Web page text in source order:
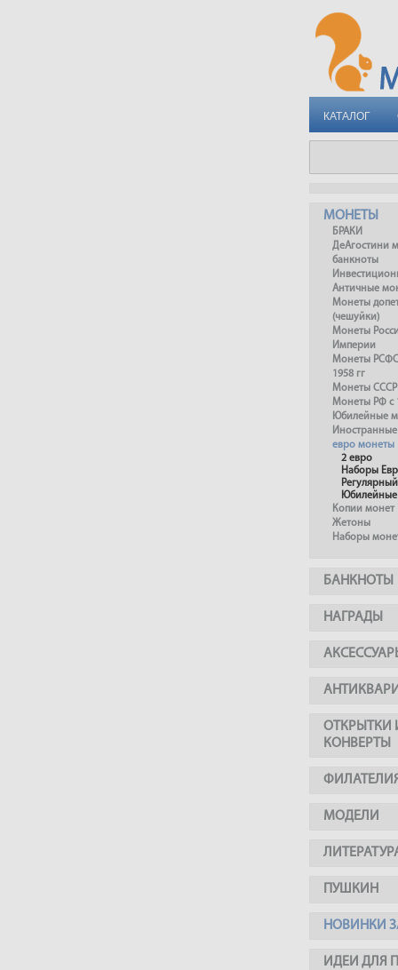
КАТАЛОГ
МОНЕТЫ
БРАКИ
ДеАгостини
банкноты
Античные
Монеты
(чешуйки)
Монеты
Империи
Монеты
1958 гг
Монеты СССР
Монеты РФ с
Юбилейные
евро монеты
2 евро
Наборы
Юбилейные
Копии монет
Жетоны
Наборы
БАНКНОТЫ
НАГРАДЫ
ОТКРЫТКИ
КОНВЕРТЫ
МОДЕЛИ
ПУШКИН
НОВИНКИ
ИДЕИ ДЛЯ